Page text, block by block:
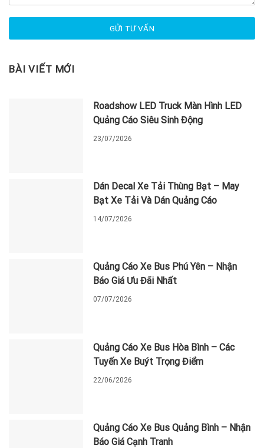
BÀI VIẾT MỚI
Roadshow LED Truck Màn Hình LED
Quảng Cáo Siêu Sinh Động
23/07/2026
Dán Decal Xe Tải Thùng Bạt – May
Bạt Xe Tải Và Dán Quảng Cáo
14/07/2026
Quảng Cáo Xe Bus Phú Yên – Nhận
Báo Giá Ưu Đãi Nhất
07/07/2026
Quảng Cáo Xe Bus Hòa Bình – Các
Tuyến Xe Buýt Trọng Điểm
22/06/2026
Quảng Cáo Xe Bus Quảng Bình – Nhận
Báo Giá Cạnh Tranh